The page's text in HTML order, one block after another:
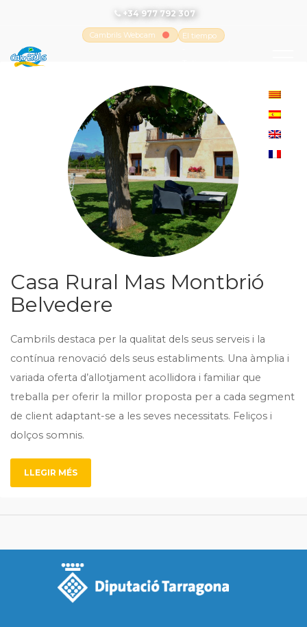
+34 977 792 307
Cambrils Webcam
El tiempo
Casa Rural Mas Montbrió
Belvedere
Cambrils destaca per la qualitat dels seus serveis i la
contínua renovació dels seus establiments. Una àmplia i
variada oferta d’allotjament acollidora i familiar que
treballa per oferir la millor proposta per a cada segment
de client adaptant-se a les seves necessitats. Feliços i
dolços somnis.
LLEGIR MÉS